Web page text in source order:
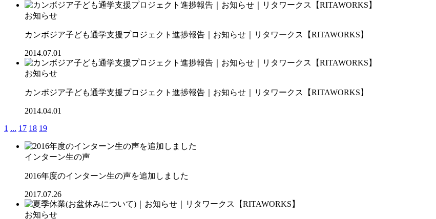
お知らせ
カンボジア子ども通学支援プロジェクト進捗報告｜お知らせ｜リタワークス【RITAWORKS】
2014.07.01
お知らせ
カンボジア子ども通学支援プロジェクト進捗報告｜お知らせ｜リタワークス【RITAWORKS】
2014.04.01
1 ... 17 18 19
インターン生の声
2016年度のインターン生の声を追加しました
2017.07.26
お知らせ